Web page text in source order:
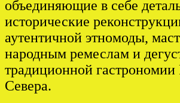
объединяющие в себе
исторические
аутентичной этномоды,
народным ремеслам и
традиционной гастрономии
Севера.